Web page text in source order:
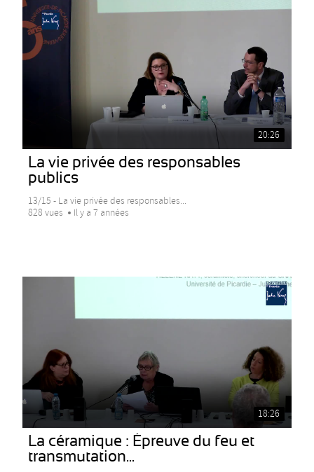
20:26
La vie privée des responsables
publics
13/15 - La vie privée des responsables...
828 vues
Il y a 7 années
18:26
La céramique : Épreuve du feu et
transmutation...